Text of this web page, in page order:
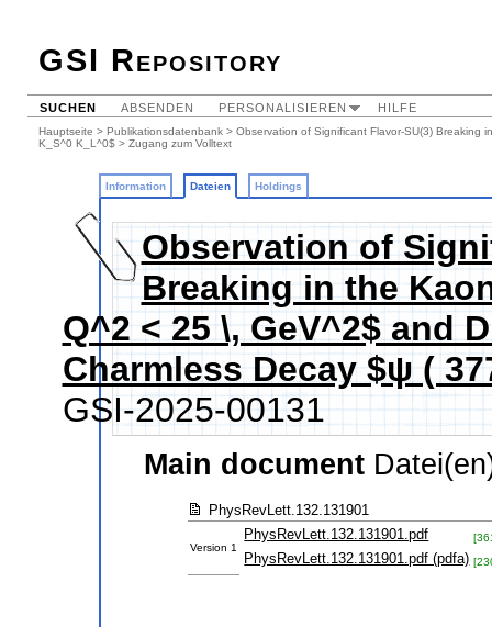
GSI Repository
SUCHEN ABSENDEN PERSONALISIEREN HILFE
Hauptseite > Publikationsdatenbank > Observation of Significant Flavor-SU(3)
K_S^0 K_L^0$ > Zugang zum Volltext
Information Dateien Holdings
Observation of
Breaking in the
Q^2 < 25 \, GeV^2$ and
Charmless Decay $ψ (
GSI-2025-00131
Main document
PhysRevLett.132.131901
Version 1
PhysRevLett.132.131901.pdf
PhysRevLett.132.131901.pdf (pdfa)